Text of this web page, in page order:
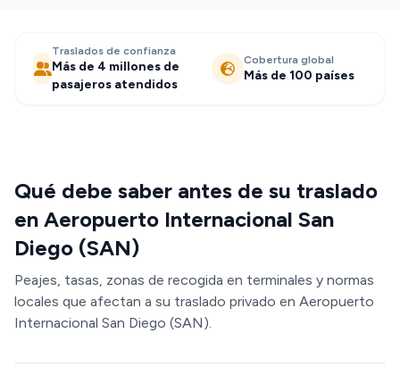
Traslados de confianza
Más de 4 millones de
pasajeros atendidos
Cobertura global
Más de 100 países
Qué debe saber antes de su traslado
en Aeropuerto Internacional San
Diego (SAN)
Peajes, tasas, zonas de recogida en terminales y normas
locales que afectan a su traslado privado en Aeropuerto
Internacional San Diego (SAN).